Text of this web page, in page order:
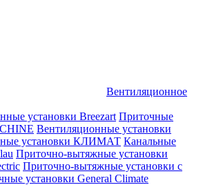
Вентиляционное
установки Breezart Приточные
Вентиляционные установки
установки КЛИМАТ Канальные
Приточно-вытяжные установки
Приточно-вытяжные установки с
установки General Climate